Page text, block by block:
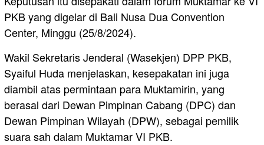
PKB yang digelar di Bali Nusa Dua Convention
Center, Minggu (25/8/2024).
Wakil Sekretaris Jenderal (Wasekjen) DPP PKB,
Syaiful Huda menjelaskan, kesepakatan ini juga
diambil atas permintaan para Muktamirin, yang
berasal dari Dewan Pimpinan Cabang (DPC) dan
Dewan Pimpinan Wilayah (DPW), sebagai pemilik
suara sah dalam Muktamar VI PKB.